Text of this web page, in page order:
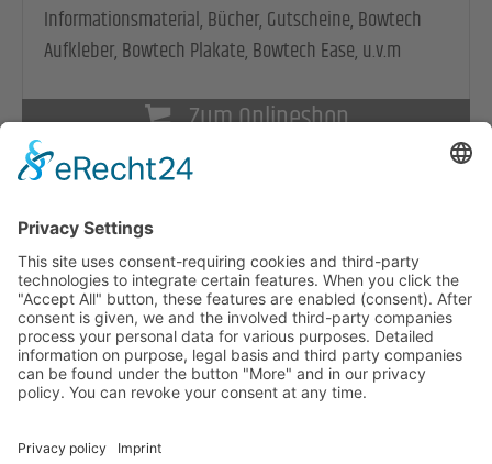
Informationsmaterial, Bücher, Gutscheine, Bowtech
Aufkleber, Bowtech Plakate, Bowtech Ease, u.v.m
Zum Onlineshop
© Copyright Bowen Akademie Österreich